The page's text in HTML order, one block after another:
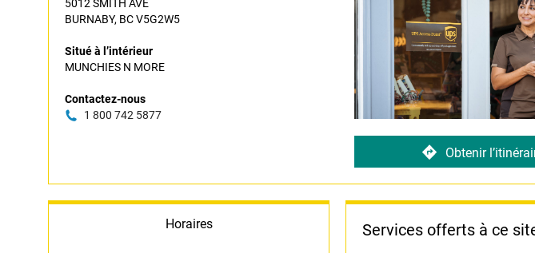
5012 SMITH AVE
BURNABY, BC V5G2W5
Situé à l’intérieur
MUNCHIES N MORE
Contactez-nous
1 800 742 5877
Obtenir
Horaires Services offerts à ce